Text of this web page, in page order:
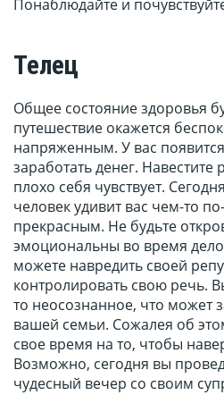
Понаблюдайте и
Телец
Общее состояние здоровья
путешествие окажется
напряженным. У вас
заработать денег. Навестите
плохо себя чувствует.
человек удивит вас чем-то
прекрасным. Не будьте
эмоциональны во время
можете навредить своей
контролировать свою речь.
то неосознанное, что может
вашей семьи. Сожалея об
свое время на то, чтобы
Возможно, сегодня вы
чудесный вечер со своим